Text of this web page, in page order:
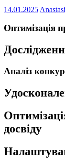
14.01.2025
Оптимізація
Аналіз
досвіду